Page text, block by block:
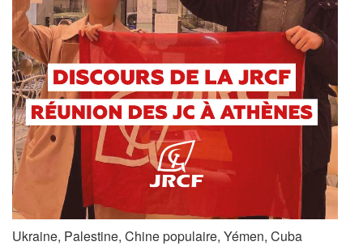
Ukraine, Palestine, Chine populaire, Yémen, Cuba